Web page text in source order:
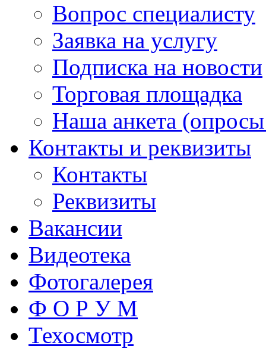
Вопрос специалисту
Заявка на услугу
Подписка на новости
Торговая площадка
Наша анкета (опросы
Контакты и реквизиты
Контакты
Реквизиты
Вакансии
Видеотека
Фотогалерея
Ф О Р У М
Техосмотр